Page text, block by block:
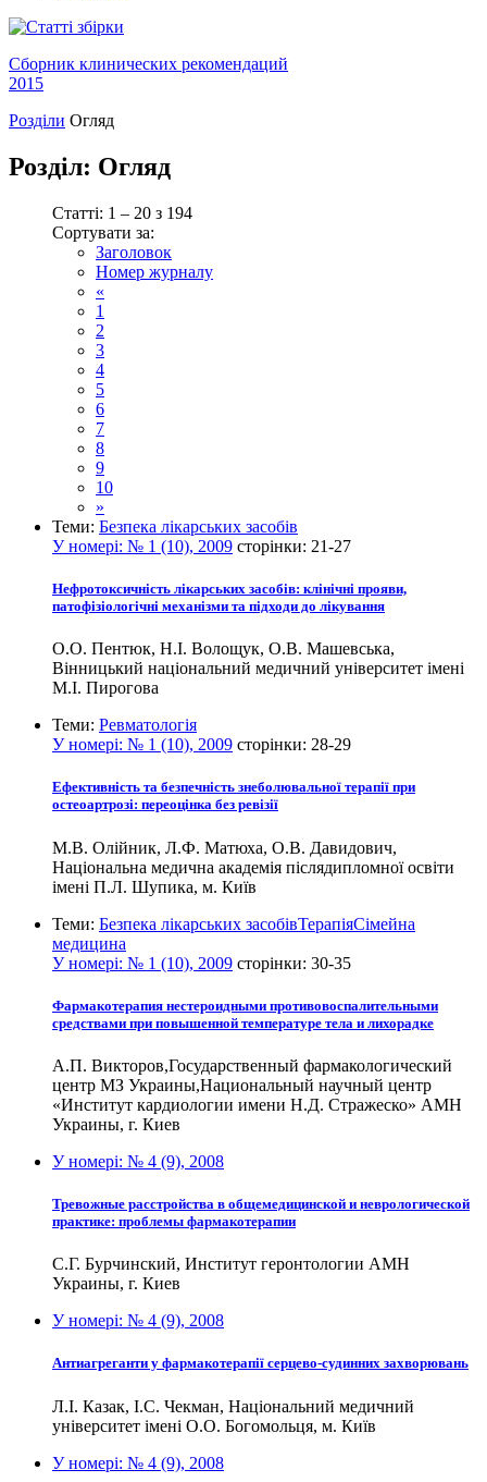
Сборник клинических рекомендаций
2015
Розділи Огляд
Розділ: Огляд
Статті: 1 – 20 з 194
Сортувати за:
Заголовок
Номер журналу
«
1
2
3
4
5
6
7
8
9
10
»
Теми: Безпека лікарських засобів
У номері: № 1 (10), 2009 сторінки: 21-27
Нефротоксичність лікарських засобів: клінічні прояви,
патофізіологічні механізми та підходи до лікування
О.О. Пентюк, Н.І. Волощук, О.В. Машевська,
Вінницький національний медичний університет імені
М.І. Пирогова
Теми: Ревматологія
У номері: № 1 (10), 2009 сторінки: 28-29
Ефективність та безпечність знеболювальної терапії при
остеоартрозі: переоцінка без ревізії
М.В. Олійник, Л.Ф. Матюха, О.В. Давидович,
Національна медична академія післядипломної освіти
імені П.Л. Шупика, м. Київ
Теми: Безпека лікарських засобівТерапіяСімейна
медицина
У номері: № 1 (10), 2009 сторінки: 30-35
Фармакотерапия нестероидными противовоспалительными
средствами при повышенной температуре тела и лихорадке
А.П. Викторов,Государственный фармакологический
центр МЗ Украины,Национальный научный центр
«Институт кардиологии имени Н.Д. Стражеско» АМН
Украины, г. Киев
У номері: № 4 (9), 2008
Тревожные расстройства в общемедицинской и неврологической
практике: проблемы фармакотерапии
С.Г. Бурчинский, Институт геронтологии АМН
Украины, г. Киев
У номері: № 4 (9), 2008
Антиагреганти у фармакотерапії серцево-судинних захворювань
Л.І. Казак, І.С. Чекман, Національний медичний
університет імені О.О. Богомольця, м. Київ
У номері: № 4 (9), 2008